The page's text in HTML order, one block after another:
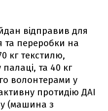
відправив для
та переробки на
кг текстилю,
та 40 кг
волонтерами у
протидію ДАІ
(машина з